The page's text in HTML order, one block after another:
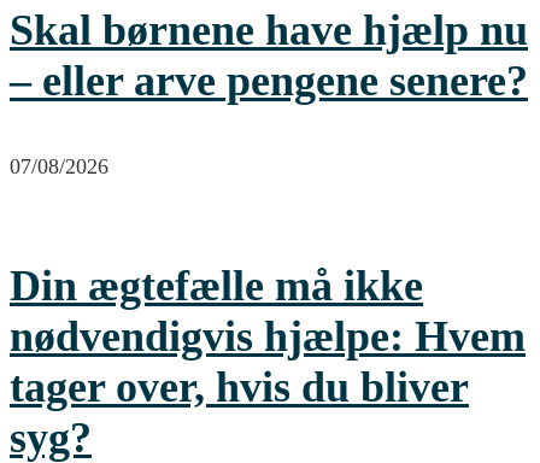
Skal børnene have hjælp nu
– eller arve pengene senere?
07/08/2026
Din ægtefælle må ikke
nødvendigvis hjælpe: Hvem
tager over, hvis du bliver
syg?